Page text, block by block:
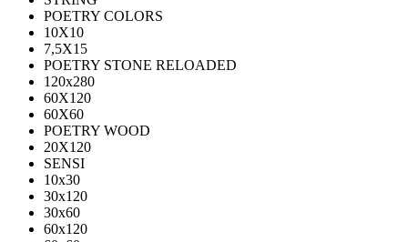
POETRY COLORS
10Х10
7,5Х15
POETRY STONE RELOADED
120x280
60Х120
60Х60
POETRY WOOD
20Х120
SENSI
10x30
30x120
30x60
60x120